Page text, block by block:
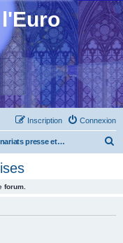
Connexion
Inscription
Partenariats presse et entreprises
forum.